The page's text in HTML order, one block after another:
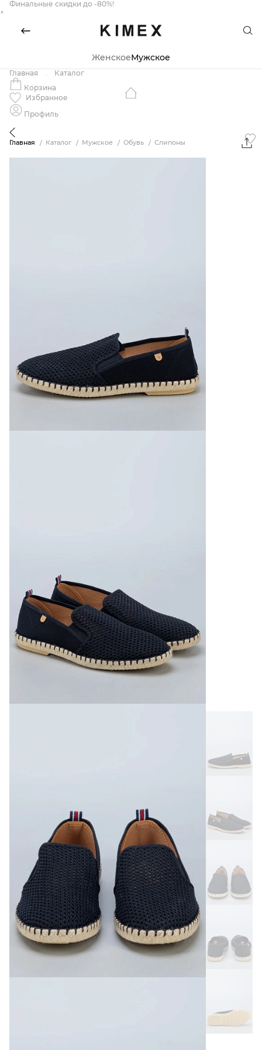
Финальные скидки до -80%!
×
ЖенскоеМужское
Главная
Каталог
Корзина
Избранное
Профиль
Главная Каталог Мужское Обувь Слипоны